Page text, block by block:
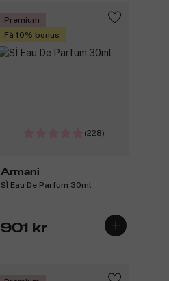
Premium
Få 10% bonus
(228)
Armani
SÌ Eau De Parfum 30ml
901 kr